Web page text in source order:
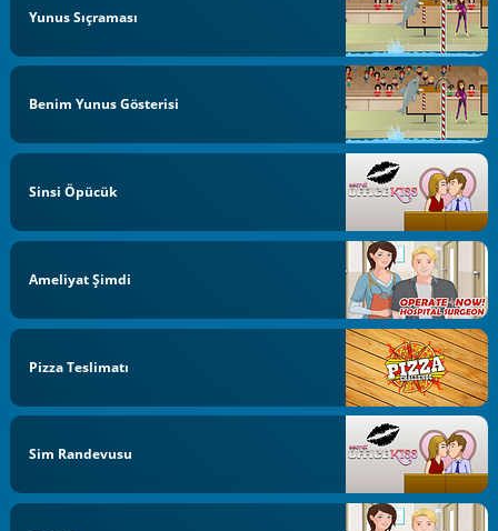
Yunus Sıçraması
Benim Yunus Gösterisi
Sinsi Öpücük
Ameliyat Şimdi
Pizza Teslimatı
Sim Randevusu